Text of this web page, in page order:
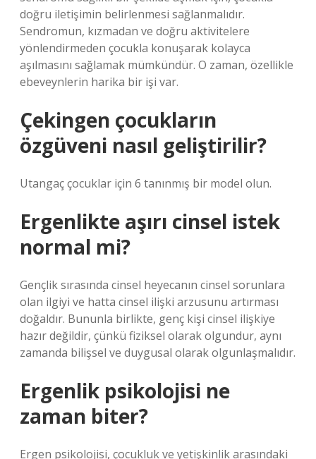
doğru iletişimin belirlenmesi sağlanmalıdır.
Sendromun, kızmadan ve doğru aktivitelere
yönlendirmeden çocukla konuşarak kolayca
aşılmasını sağlamak mümkündür. O zaman, özellikle
ebeveynlerin harika bir işi var.
Çekingen çocukların
özgüveni nasıl geliştirilir?
Utangaç çocuklar için 6 tanınmış bir model olun.
Ergenlikte aşırı cinsel istek
normal mi?
Gençlik sırasında cinsel heyecanın cinsel sorunlara
olan ilgiyi ve hatta cinsel ilişki arzusunu artırması
doğaldır. Bununla birlikte, genç kişi cinsel ilişkiye
hazır değildir, çünkü fiziksel olarak olgundur, aynı
zamanda bilişsel ve duygusal olarak olgunlaşmalıdır.
Ergenlik psikolojisi ne
zaman biter?
Ergen psikolojisi, çocukluk ve yetişkinlik arasındaki